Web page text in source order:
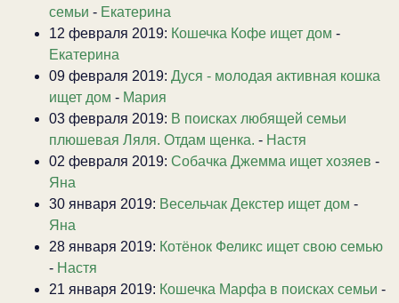
семьи - Екатерина
12 февраля 2019: Кошечка Кофе ищет дом -
Екатерина
09 февраля 2019: Дуся - молодая активная кошка
ищет дом - Мария
03 февраля 2019: В поисках любящей семьи
плюшевая Ляля. Отдам щенка. - Настя
02 февраля 2019: Собачка Джемма ищет хозяев -
Яна
30 января 2019: Весельчак Декстер ищет дом -
Яна
28 января 2019: Котёнок Феликс ищет свою семью
- Настя
21 января 2019: Кошечка Марфа в поисках семьи -